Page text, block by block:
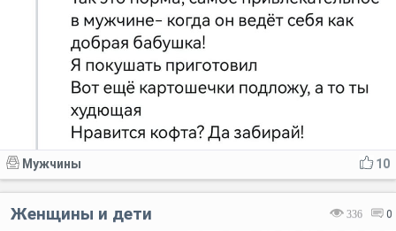
10
Мужчины
336 0
Женщины и дети